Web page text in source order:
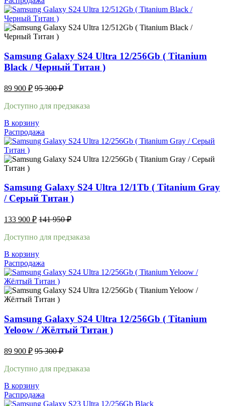
Samsung Galaxy S24 Ultra 12/256Gb ( Titanium
Black / Черный Титан )
89 900 ₽ 95 300₽
Доступно для предзаказа
В корзину
Распродажа
Samsung Galaxy S24 Ultra 12/1Tb ( Titanium Gray
/ Cерый Титан )
133 900 ₽ 141 950₽
Доступно для предзаказа
В корзину
Распродажа
Samsung Galaxy S24 Ultra 12/256Gb ( Titanium
Yeloow / Жёлтый Титан )
89 900 ₽ 95 300₽
Доступно для предзаказа
В корзину
Распродажа